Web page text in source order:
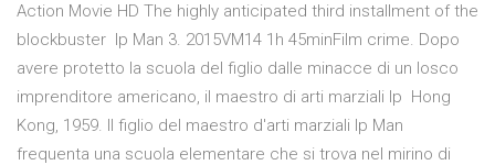
Action Movie HD The highly anticipated third installment of the
blockbuster Ip Man 3. 2015VM14 1h 45minFilm crime. Dopo
avere protetto la scuola del figlio dalle minacce di un losco
imprenditore americano, il maestro di arti marziali Ip Hong
Kong, 1959. Il figlio del maestro d'arti marziali Ip Man
frequenta una scuola elementare che si trova nel mirino di